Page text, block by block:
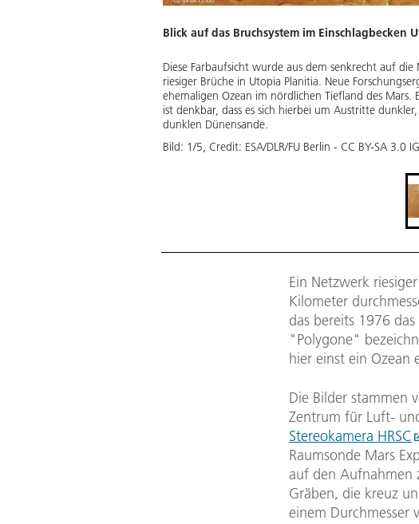
Blick auf das Bruchsystem im Einschlagbecken
Diese Farbaufsicht wurde aus dem senkrecht auf
riesiger Brüche in Utopia Planitia. Neue
ehemaligen Ozean im nördlichen Tiefland des
ist denkbar, dass es sich hierbei um Austritte
dunklen Dünensande.
Bild: 1/5, Credit: ESA/DLR/FU Berlin - CC BY-SA 3.0
Ein Netzwerk
Kilometer
das bereits 1976
"Polygone"
hier einst ein Ozean
Die Bilder stammen
Zentrum für Luft-
Stereokamera HRSC
Raumsonde Mars
auf den Aufnahmen
Gräben, die kreuz
einem Durchmesser